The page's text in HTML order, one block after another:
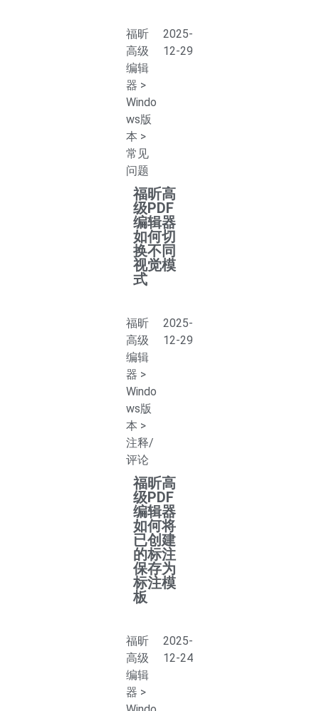
福昕
高级
编辑
器 >
Windo
ws版
本 >
常见
问题
2025-
12-29
福昕高
级PDF
编辑器
如何切
换不同
视觉模
式
福昕
高级
编辑
器 >
Windo
ws版
本 >
注释/
评论
2025-
12-29
福昕高
级PDF
编辑器
如何将
已创建
的标注
保存为
标注模
板
福昕
高级
编辑
器 >
2025-
12-24